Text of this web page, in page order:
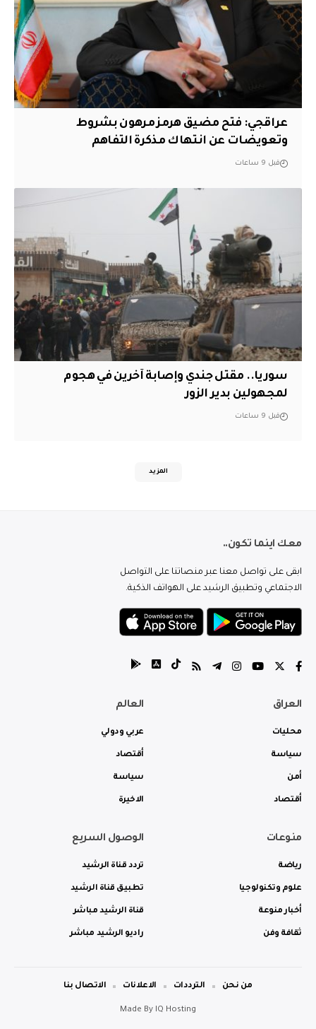
عراقجي: فتح مضيق هرمز مرهون بشروط
وتعويضات عن انتهاك مذكرة التفاهم
قبل 9 ساعات
سوريا.. مقتل جندي وإصابة آخرين في هجوم
لمجهولين بدير الزور
قبل 9 ساعات
المزيد
معك اينما تكون..
ابقى على تواصل معنا عبر منصاتنا على التواصل
الاجتماعي وتطبيق الرشيد على الهواتف الذكية.
العراق
محليات
سياسة
أمن
أقتصاد
العالم
عربي ودولي
أقتصاد
سياسة
الاخيرة
منوعات
رياضة
علوم وتكنولوجيا
أخبار منوعة
ثقافة وفن
الوصول السريع
تردد قناة الرشيد
تطبيق قناة الرشيد
قناة الرشيد مباشر
راديو الرشيد مباشر
Made By IQ Hosting
من نحن الترددات الاعلانات الاتصال بنا